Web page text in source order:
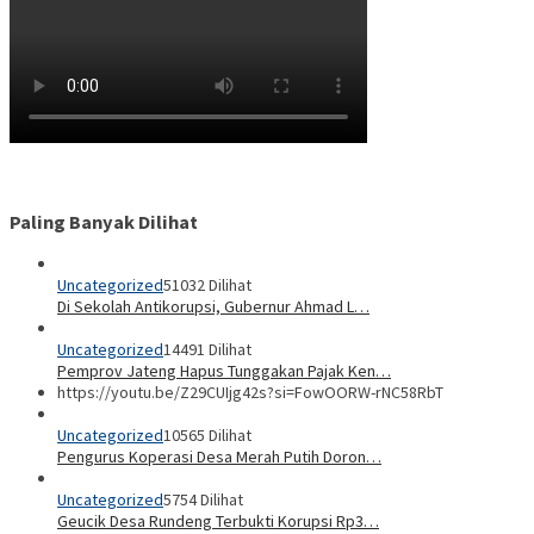
Paling Banyak Dilihat
Uncategorized51032 Dilihat
Di Sekolah Antikorupsi, Gubernur Ahmad L…
Uncategorized14491 Dilihat
Pemprov Jateng Hapus Tunggakan Pajak Ken…
https://youtu.be/Z29CUIjg42s?si=FowOORW-rNC58RbT
Uncategorized10565 Dilihat
Pengurus Koperasi Desa Merah Putih Doron…
Uncategorized5754 Dilihat
Geucik Desa Rundeng Terbukti Korupsi Rp3…